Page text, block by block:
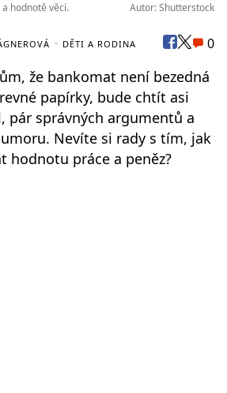
hodnotě věcí. Autor: Shutterstock
DĚTI A RODINA 0
že bankomat není bezedná
papírky, bude chtít asi
pár správných argumentů a
Nevíte si rady s tím, jak
hodnotu práce a peněz?